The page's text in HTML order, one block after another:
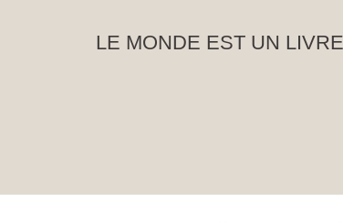
LE MONDE EST UN